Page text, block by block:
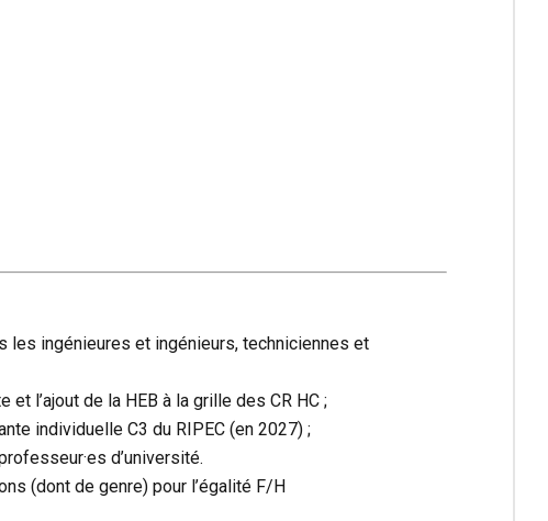
les ingénieures et ingénieurs, techniciennes et
l’ajout de la HEB à la grille des CR HC ;
individuelle C3 du RIPEC (en 2027) ;
d’université.
(dont de genre) pour l’égalité F/H